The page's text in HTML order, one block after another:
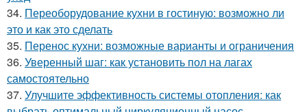
34. Переоборудование кухни в гостиную: возможно ли
это и как это сделать
35. Перенос кухни: возможные варианты и ограничения
36. Уверенный шаг: как установить пол на лагах
самостоятельно
37. Улучшите эффективность системы отопления: как